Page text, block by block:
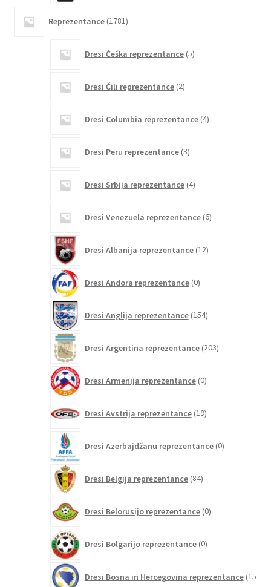
Reprezentance 1781izdelkov
Dresi Češka reprezentance 5izdelkov
Dresi Čili reprezentance 2izdelka
Dresi Columbia reprezentance 4izdelki
Dresi Peru reprezentance 3izdelki
Dresi Srbija reprezentance 4izdelki
Dresi Venezuela reprezentance 6izdelkov
Dresi Albanija reprezentance 12izdelkov
Dresi Andora reprezentance 0izdelkov
Dresi Anglija reprezentance 154izdelkov
Dresi Argentina reprezentance 203izdelki
Dresi Armenija reprezentance 0izdelkov
Dresi Avstrija reprezentance 19izdelkov
Dresi Azerbajdžanu reprezentance 0izdelkov
Dresi Belgija reprezentance 84izdelkov
Dresi Belorusijo reprezentance 0izdelkov
Dresi Bolgarijo reprezentance 0izdelkov
Dresi Bosna in Hercegovina reprezentance 15